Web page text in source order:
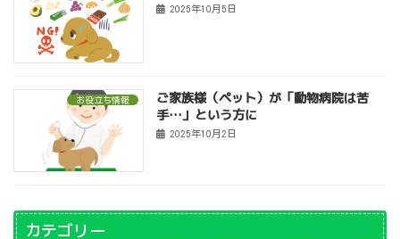
2025年10月5日
お役立ち情報
ご家族様（ペット）が「動物病院は苦
手…」という方に
2025年10月2日
カテゴリー